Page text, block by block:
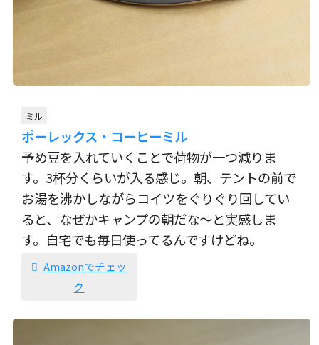
ミル
ポーレックス・コーヒーミル
予め豆を入れていくことで荷物が一つ減りま
す。3杯分くらいが入る感じ。朝、テントの前で
お湯を沸かしながらコイツをぐりぐり回してい
ると、なぜかキャンプの朝だな〜と実感しま
す。自宅でも毎日使ってるんですけどね。
Amazonでチェッ
ク